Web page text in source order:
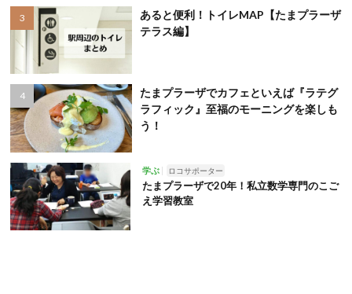
あると便利！トイレMAP【たまプラーザ
テラス編】
たまプラーザでカフェといえば『ラテグ
ラフィック』至福のモーニングを楽しも
う！
学ぶ ロコサポーター
たまプラーザで20年！私立数学専門のこご
え学習教室